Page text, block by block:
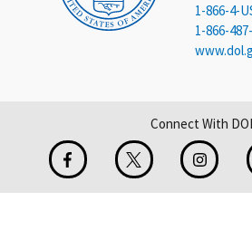
1-866-4-
1-866-
Connect With